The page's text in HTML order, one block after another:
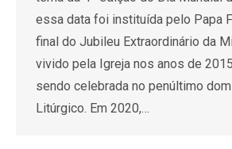
essa data foi instituída pelo Papa
final do Jubileu Extraordinário da
vivido pela Igreja nos anos de
sendo celebrada no penúltimo
Litúrgico. Em 2020,…